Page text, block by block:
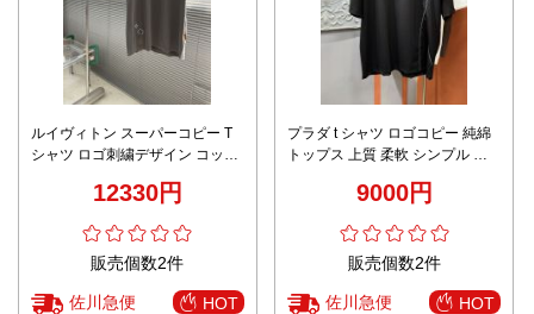
ルイヴィトン スーパーコピー T
シャツ ロゴ刺繍デザイン コット
12330円
販売個数2件
佐川急便 HOT
プラダ t シャツ ロゴコピー 純綿
トップス 上質 柔軟 シンプル ブ
9000円
販売個数2件
佐川急便 HOT